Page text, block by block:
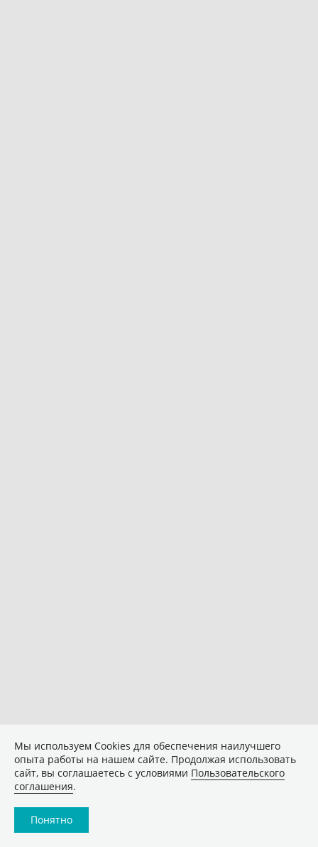
Мы используем Сookies для обеспечения наилучшего
опыта работы на нашем сайте. Продолжая использовать
сайт, вы соглашаетесь с условиями Пользовательского
соглашения.
Понятно